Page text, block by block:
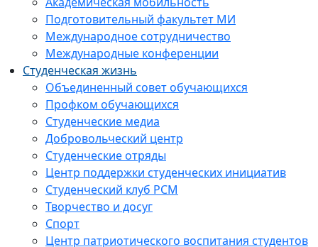
Подготовительный факультет МИ
Международное сотрудничество
Международные конференции
Студенческая жизнь
Объединенный совет обучающихся
Профком обучающихся
Студенческие медиа
Добровольческий центр
Студенческие отряды
Центр поддержки студенческих инициатив
Студенческий клуб РСМ
Творчество и досуг
Спорт
Центр патриотического воспитания студентов